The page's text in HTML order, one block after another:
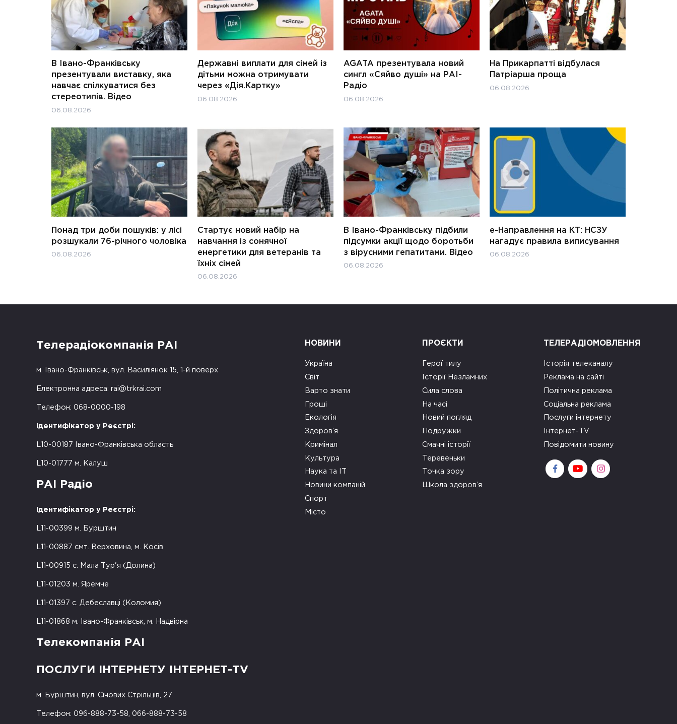
В Івано-Франківську
презентували виставку, яка
навчає спілкуватися без
стереотипів. Відео
06.08.2026
Державні виплати для сімей із
дітьми можна отримувати
через «Дія.Картку»
06.08.2026
AGATA презентувала новий
сингл «Сяйво душі» на РАІ-
Радіо
06.08.2026
На Прикарпатті відбулася
Патріарша проща
06.08.2026
Понад три доби пошуків: у лісі
розшукали 76-річного чоловіка
06.08.2026
Стартує новий набір на
навчання із сонячної
енергетики для ветеранів та
їхніх сімей
06.08.2026
В Івано-Франківську підбили
підсумки акції щодо боротьби
з вірусними гепатитами. Відео
06.08.2026
е-Направлення на КТ: НСЗУ
нагадує правила виписування
06.08.2026
Телерадіокомпанія РАІ
м. Івано-Франківськ, вул. Василіянок 15, 1-й поверх
Електронна адреса: rai@trkrai.com
Телефон: 068-0000-198
Ідентифікатор у Реєстрі:
L10-00187 Івано-Франківська область
L10-01777 м. Калуш
РАІ Радіо
Ідентифікатор у Реєстрі:
L11-00399 м. Бурштин
L11-00887 смт. Верховина, м. Косів
L11-00915 с. Мала Тур'я (Долина)
L11-01203 м. Яремче
L11-01397 с. Дебеславці (Коломия)
L11-01868 м. Івано-Франківськ, м. Надвірна
Телекомпанія РАІ
ПОСЛУГИ ІНТЕРНЕТУ ІНТЕРНЕТ-TV
м. Бурштин, вул. Січових Стрільців, 27
Телефон: 096-888-73-58, 066-888-73-58
НОВИНИ
Україна
Світ
Варто знати
Гроші
Екологія
Здоров’я
Кримінал
Культура
Наука та ІТ
Новини компаній
Спорт
Місто
ПРОЄКТИ
Герої тилу
Історії Незламних
Сила слова
На часі
Новий погляд
Подружки
Смачні історії
Теревеньки
Точка зору
Школа здоров’я
ТЕЛЕРАДІОМОВЛЕННЯ
Історія телеканалу
Реклама на сайті
Політична реклама
Соціальна реклама
Послуги інтернету
Інтернет-TV
Повідомити новину